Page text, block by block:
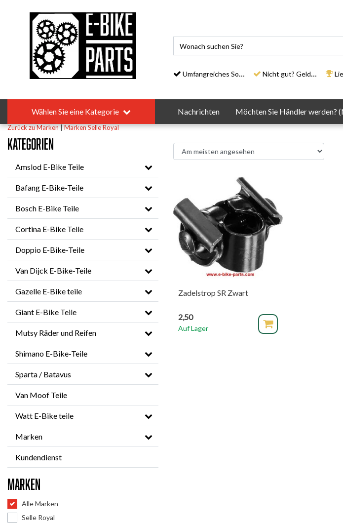
Umfangreiches Sortiment Nicht gut? Geld zurück
Wählen Sie eine Kategorie Nachrichten Möchten Sie Händler werden?
Zurück zu Marken|MarkenSelle Royal
Kategorien
Amslod E-Bike Teile
Bafang E-Bike-Teile
Bosch E-Bike Teile
Cortina E-Bike Teile
Doppio E-Bike-Teile
Van Dijck E-Bike-Teile
Gazelle E-Bike teile
Giant E-Bike Teile
Mutsy Räder und Reifen
Shimano E-Bike-Teile
Sparta / Batavus
Van Moof Teile
Watt E-Bike teile
Marken
Kundendienst
Marken
Alle Marken
Selle Royal
Zadelstrop SR Zwart
2,50
Auf Lager